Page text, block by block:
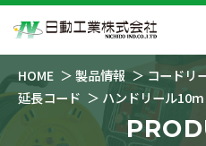
HOME 製品情報
コードリ
延長コード
ハンドリール10m